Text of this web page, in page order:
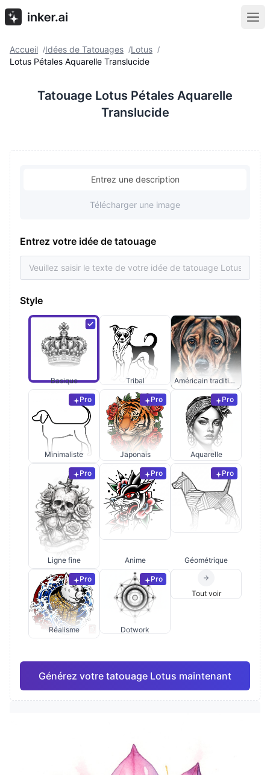
Accueil /Idées de Tatouages /Lotus /
Lotus Pétales Aquarelle Translucide
Tatouage Lotus Pétales Aquarelle
Translucide
Entrez une description
Télécharger une image
Entrez votre idée de tatouage
Style
Basique Tribal Américain traditionnel
Pro
Minimaliste
Pro
Japonais
Pro
Aquarelle
Pro
Ligne fine
Pro
Anime
Pro
Géométrique
Pro
Réalisme
Pro
Dotwork
Tout voir
Générez votre tatouage Lotus maintenant